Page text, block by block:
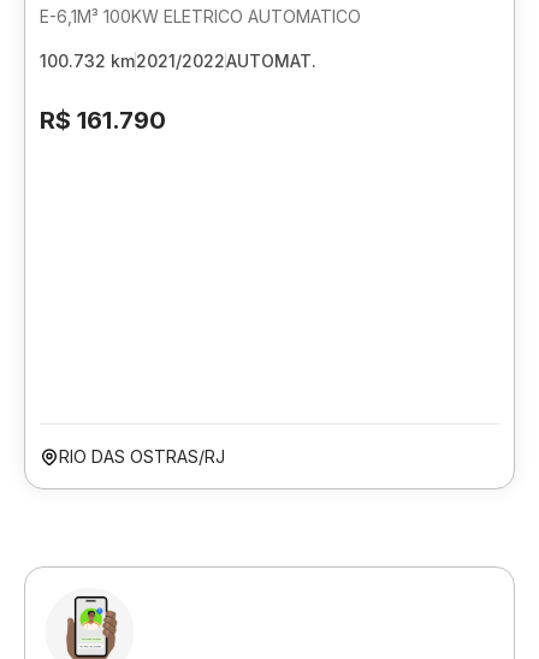
E-6,1M³ 100KW ELETRICO AUTOMATICO
100.732 km2021/2022AUTOMAT.
R$ 161.790
RIO DAS OSTRAS/RJ